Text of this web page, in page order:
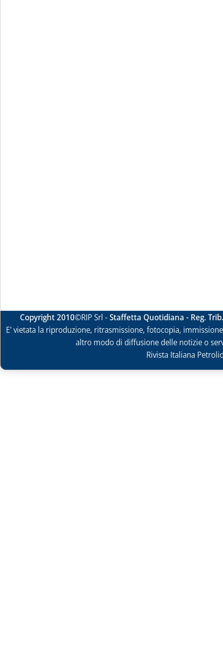
Copyright 2010©RIP Srl -Staffetta Quotidiana - Reg.
E' vietata la riproduzione, ritrasmissione, fotocopia,
altro modo di diffusione delle notizie o
Rivista Italiana